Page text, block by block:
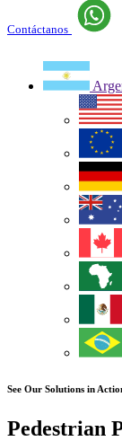
Contáctanos
See Our Solutions in
Pedestrian